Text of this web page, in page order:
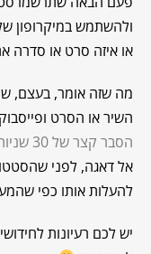
ולהשתמש במיקרופון
או איזה סרט או סדרה
מה שזה אומר, בעצם,
השיר או הסרט
הסבר קצר של 30 שניות לחצו פה
אל דאגה, לפני
להעלות אותו כפי
יש לכם רעיונות